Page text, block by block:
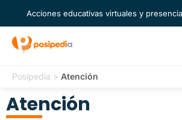
Acciones educativas virtuales y
Posipedia > Atención
Atención